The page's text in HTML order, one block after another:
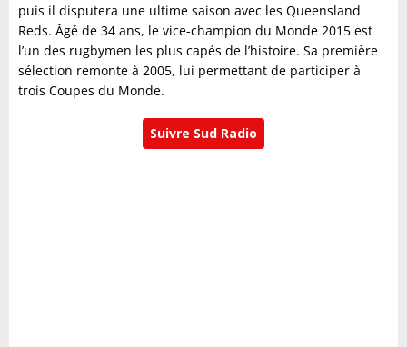
puis il disputera une ultime saison avec les Queensland
Reds. Âgé de 34 ans, le vice-champion du Monde 2015 est
l’un des rugbymen les plus capés de l’histoire. Sa première
sélection remonte à 2005, lui permettant de participer à
trois Coupes du Monde.
Suivre Sud Radio